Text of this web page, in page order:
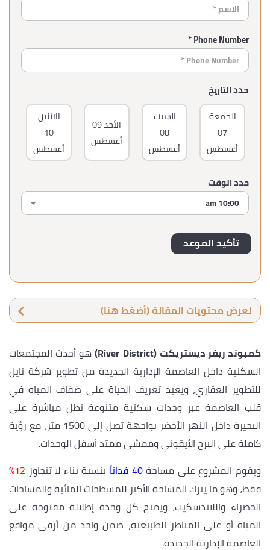
Phone Number *
حدد التاريخ
الجمعة
07
أغسطس
السبت
08
أغسطس
الأحد09
أغسطس
الاثنين
10
أغسطس
حدد الوقت
لعرض محتويات المقالة (أضغط هنا)
كمبوند ريفر ديستريكت (River District)
هو أحدث المجتمعات
السكنية داخل العاصمة الإدارية الجديدة من تطوير شركة نايل
للتطوير العقاري، ويعيد تعريف الحياة على ضفاف المياه في
قلب العاصمة عبر وحدات سكنية متنوعة تطل مباشرة على
البحيرة داخل النهر الأخضر بواجهة تصل إلى 1500 متر، مع رؤية
كاملة على البرج الأيقوني وممشى ممتد أسفل الوحدات.
ويقوم المشروع على مساحة40 فداناً بنسبة بناء لا تتجاوز 12%
فقط، وهو ما يترك المساحة الأكبر للمسطحات المائية والمساحات
الخضراء واللاندسكيب، ويمنح كل وحدة إطلالة مفتوحة على
المياه أو على المناظر الطبيعية، ضمن واحد من أرقى مواقع
العاصمة الإدارية الجديدة.